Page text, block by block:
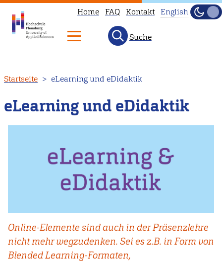
zum
Inhalt
Home FAQ Kontakt
available
in
English.
instead.
English
Hell
Suche
Startseite eLearning und eDidaktik
eLearning und eDidaktik
Online-Elemente sind auch in der Präsenzlehre
nicht mehr wegzudenken. Sei es z.B. in Form von
Blended Learning-Formaten,